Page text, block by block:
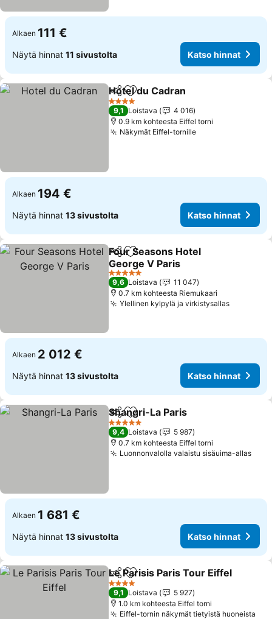
Alkaen 111 €
Näytä hinnat 11 sivustolta Katso hinnat
Jaa Lisää suosikkeihin
Hotel du Cadran
4 Tähtiluokitus
9,1 Loistava
4 016
0.9 km kohteesta Eiffel torni
Näkymät Eiffel-tornille
Alkaen 194 €
Näytä hinnat 13 sivustolta Katso hinnat
Jaa Lisää suosikkeihin
Four Seasons Hotel
George V Paris
5 Tähtiluokitus
9,6 Loistava
11 047
0.7 km kohteesta Riemukaari
Ylellinen kylpylä ja virkistysallas
Alkaen 2 012 €
Näytä hinnat 13 sivustolta Katso hinnat
Jaa Lisää suosikkeihin
Shangri-La Paris
5 Tähtiluokitus
9,4 Loistava
5 987
0.7 km kohteesta Eiffel torni
Luonnonvalolla valaistu sisäuima-allas
Alkaen 1 681 €
Näytä hinnat 13 sivustolta Katso hinnat
Jaa Lisää suosikkeihin
Le Parisis Paris Tour Eiffel
4 Tähtiluokitus
9,1 Loistava
5 927
1.0 km kohteesta Eiffel torni
Eiffel-tornin näkymät tietyistä huoneista